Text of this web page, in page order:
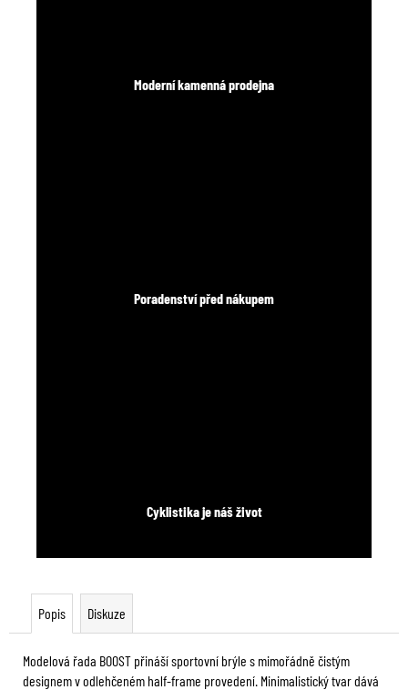
Moderní kamenná prodejna
Poradenství před nákupem
Cyklistika je náš život
Popis Diskuze
Modelová řada BOOST přináší sportovní brýle s mimořádně čistým
designem v odlehčeném half-frame provedení. Minimalistický tvar dává